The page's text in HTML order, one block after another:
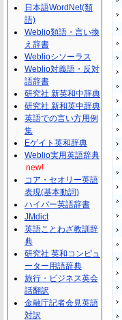
日本語WordNet(類
語)
Weblio類語・言い換
え辞書
Weblioシソーラス
Weblio対義語・反対
語辞書
研究社 新英和中辞典
研究社 新和英中辞典
英語での言い方用例
集
Eゲイト英和辞典
Weblio実用英語辞典
new!
コア・セオリー英語
表現(基本動詞)
ハイパー英語辞書
JMdict
英語ことわざ教訓辞
典
研究社 英和コンピュ
ーター用語辞典
旅行・ビジネス英会
話翻訳
金融庁記者会見英語
対訳